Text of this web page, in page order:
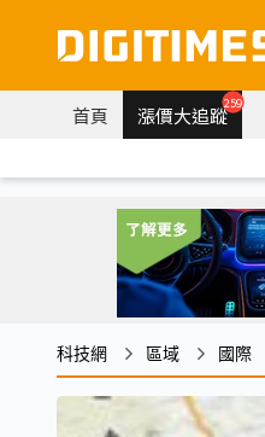
首頁 漲價大追蹤259
科技網 區域 國際